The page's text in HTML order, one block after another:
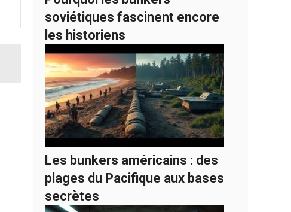
soviétiques fascinent encore
les historiens
Les bunkers américains : des
plages du Pacifique aux bases
secrètes